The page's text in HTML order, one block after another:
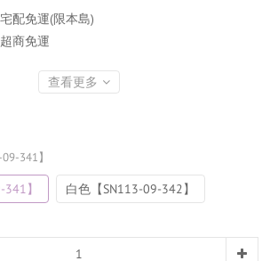
配免運(限本島)
商免運
查看更多
341】
】 白色【SN113-09-342】